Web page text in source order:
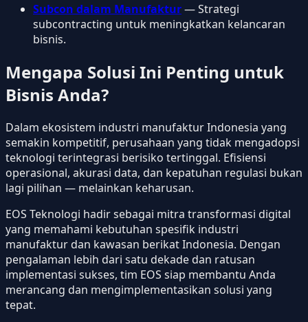
Subcon dalam Manufaktur— Strategi
subcontracting untuk meningkatkan kelancaran
bisnis.
Mengapa Solusi Ini Penting untuk
Bisnis Anda?
Dalam ekosistem industri manufaktur Indonesia yang
semakin kompetitif, perusahaan yang tidak mengadopsi
teknologi terintegrasi berisiko tertinggal. Efisiensi
operasional, akurasi data, dan kepatuhan regulasi bukan
lagi pilihan — melainkan keharusan.
EOS Teknologi hadir sebagai mitra transformasi digital
yang memahami kebutuhan spesifik industri
manufaktur dan kawasan berikat Indonesia. Dengan
pengalaman lebih dari satu dekade dan ratusan
implementasi sukses, tim EOS siap membantu Anda
merancang dan mengimplementasikan solusi yang
tepat.